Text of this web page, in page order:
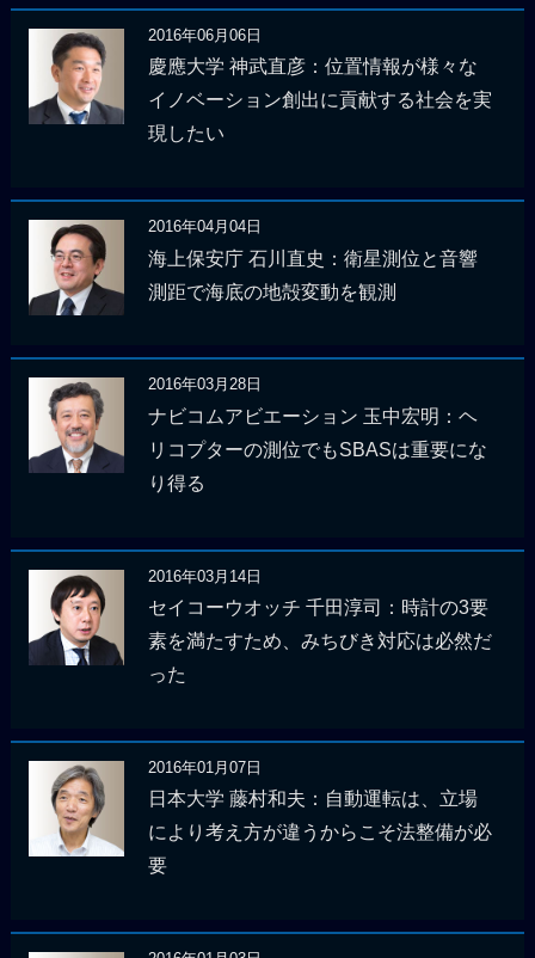
2016年06月06日
慶應大学 神武直彦：位置情報が様々な
イノベーション創出に貢献する社会を実
現したい
2016年04月04日
海上保安庁 石川直史：衛星測位と音響
測距で海底の地殻変動を観測
2016年03月28日
ナビコムアビエーション 玉中宏明：ヘ
リコプターの測位でもSBASは重要にな
り得る
2016年03月14日
セイコーウオッチ 千田淳司：時計の3要
素を満たすため、みちびき対応は必然だ
った
2016年01月07日
日本大学 藤村和夫：自動運転は、立場
により考え方が違うからこそ法整備が必
要